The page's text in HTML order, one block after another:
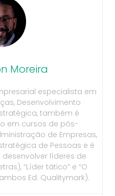
Moreira
especialista em
Desenvolvimento
também é
em cursos de pós-
de Empresas,
de Pessoas e é
líderes de
“Líder tático” e “O
Ed. Qualitymark).